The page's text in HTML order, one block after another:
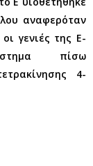
αναφερόταν
γενιές της E-
πίσω
4-